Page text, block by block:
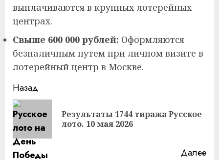
выплачиваются в крупных лотерейных
центрах.
Свыше 600 000 рублей: Оформляются
безналичным путем при личном визите в
лотерейный центр в Москве.
Продолжить
чтение
Назад
Результаты 1744 тиража Русское
лото. 10 мая 2026
Далее